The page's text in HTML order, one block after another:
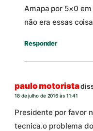
Amapa por 5×0
não era essas
Responder
paulo motorista
18 de julho de 2016 às 11:41
Presidente por favor
tecnica.o problema